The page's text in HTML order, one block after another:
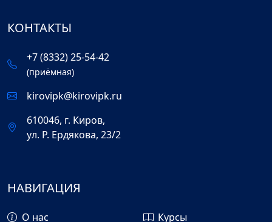
КОНТАКТЫ
+7 (8332) 25-54-42
(приёмная)
kirovipk@kirovipk.ru
610046, г. Киров,
ул. Р. Ердякова, 23/2
НАВИГАЦИЯ
О нас Курсы